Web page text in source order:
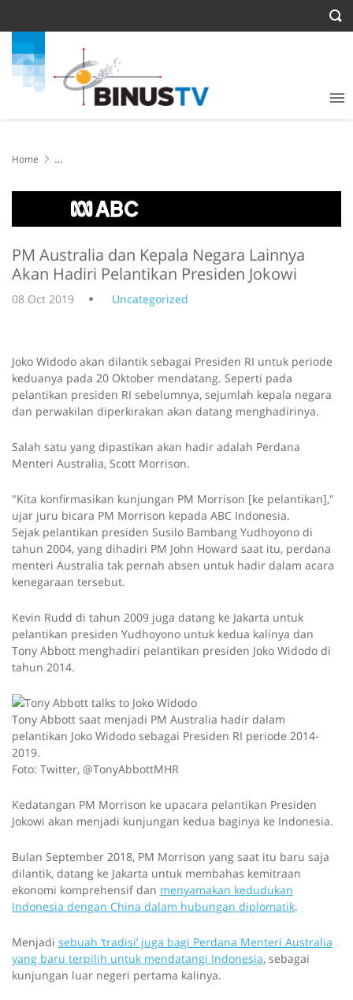
Home
Presiden Jokowi
PM Australia dan Kepala Negara Lainnya
Akan Hadiri Pelantikan Presiden Jokowi
08 Oct 2019 Uncategorized
Joko Widodo akan dilantik sebagai Presiden RI untuk periode
keduanya pada 20 Oktober mendatang. Seperti pada
pelantikan presiden RI sebelumnya, sejumlah kepala negara
dan perwakilan diperkirakan akan datang menghadirinya.
Salah satu yang dipastikan akan hadir adalah Perdana
Menteri Australia, Scott Morrison.
"Kita konfirmasikan kunjungan PM Morrison [ke pelantikan],"
ujar juru bicara PM Morrison kepada ABC Indonesia.
Sejak pelantikan presiden Susilo Bambang Yudhoyono di
tahun 2004, yang dihadiri PM John Howard saat itu, perdana
menteri Australia tak pernah absen untuk hadir dalam acara
kenegaraan tersebut.
Kevin Rudd di tahun 2009 juga datang ke Jakarta untuk
pelantikan presiden Yudhoyono untuk kedua kalinya dan
Tony Abbott menghadiri pelantikan presiden Joko Widodo di
tahun 2014.
Tony Abbott saat menjadi PM Australia hadir dalam
pelantikan Joko Widodo sebagai Presiden RI periode 2014-
2019.
Foto: Twitter, @TonyAbbottMHR
Kedatangan PM Morrison ke upacara pelantikan Presiden
Jokowi akan menjadi kunjungan kedua baginya ke Indonesia.
Bulan September 2018, PM Morrison yang saat itu baru saja
dilantik, datang ke Jakarta untuk membahas kemitraan
ekonomi komprehensif dan menyamakan kedudukan
Indonesia dengan China dalam hubungan diplomatik.
Menjadi sebuah ‘tradisi’ juga bagi Perdana Menteri Australia
yang baru terpilih untuk mendatangi Indonesia, sebagai
kunjungan luar negeri pertama kalinya.